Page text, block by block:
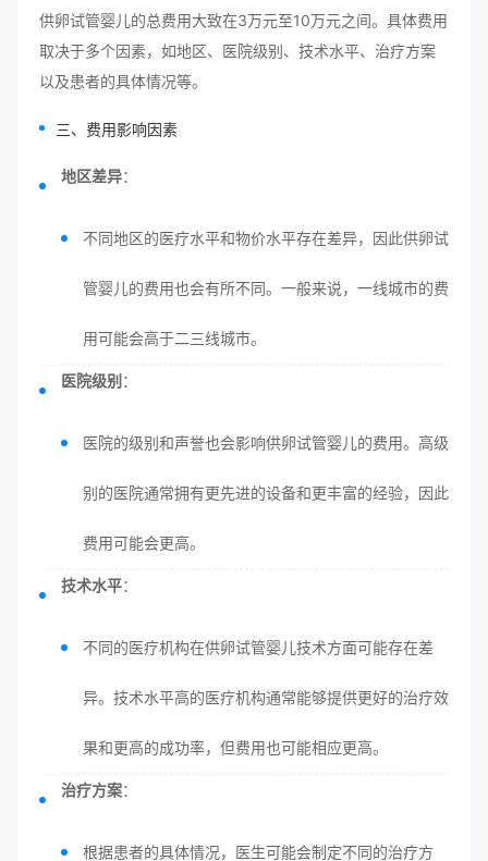
供卵试管婴儿的总费用大致在3万元至10万元之间。具体费用
取决于多个因素，如地区、医院级别、技术水平、治疗方案
以及患者的具体情况等。
三、费用影响因素
地区差异：
不同地区的医疗水平和物价水平存在差异，因此供卵试
管婴儿的费用也会有所不同。一般来说，一线城市的费
用可能会高于二三线城市。
医院级别 ：
医院的级别和声誉也会影响供卵试管婴儿的费用。高级
别的医院通常拥有更先进的设备和更丰富的经验，因此
费用可能会更高。
技术水平：
不同的医疗机构在供卵试管婴儿技术方面可能存在差
异。技术水平高的医疗机构通常能够提供更好的治疗效
果和更高的成功率，但费用也可能相应更高。
治疗方案：
根据患者的具体情况，医生可能会制定不同的治疗方